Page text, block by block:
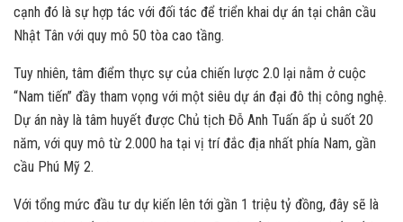
cạnh đó là sự hợp tác với đối tác để triển khai dự án tại chân cầu
Nhật Tân với quy mô 50 tòa cao tầng.
Tuy nhiên, tâm điểm thực sự của chiến lược 2.0 lại nằm ở cuộc
“Nam tiến” đầy tham vọng với một siêu dự án đại đô thị công nghệ.
Dự án này là tâm huyết được Chủ tịch Đỗ Anh Tuấn ấp ủ suốt 20
năm, với quy mô từ 2.000 ha tại vị trí đắc địa nhất phía Nam, gần
cầu Phú Mỹ 2.
Với tổng mức đầu tư dự kiến lên tới gần 1 triệu tỷ đồng, đây sẽ là